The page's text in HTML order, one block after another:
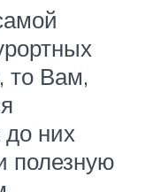
то Вам,
них
полезную